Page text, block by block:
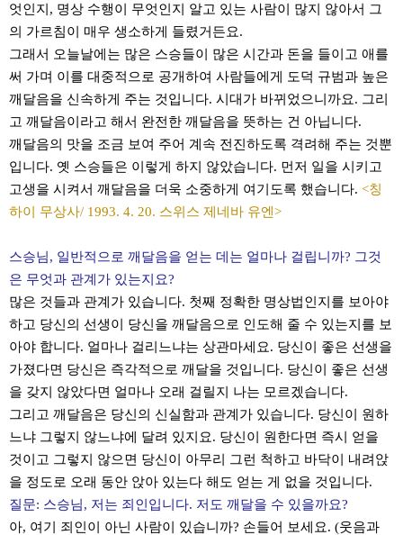
엇인지, 명상 수행이 무엇인지 알고 있는 사람이 많지 않아서 그
의 가르침이 매우 생소하게 들렸거든요.
그래서 오늘날에는 많은 스승들이 많은 시간과 돈을 들이고 애를
써 가며 이를 대중적으로 공개하여 사람들에게 도덕 규범과 높은
깨달음을 신속하게 주는 것입니다. 시대가 바뀌었으니까요. 그리
고 깨달음이라고 해서 완전한 깨달음을 뜻하는 건 아닙니다.
깨달음의 맛을 조금 보여 주어 계속 전진하도록 격려해 주는 것뿐
입니다. 옛 스승들은 이렇게 하지 않았습니다. 먼저 일을 시키고
고생을 시켜서 깨달음을 더욱 소중하게 여기도록 했습니다. <칭
하이 무상사/ 1993. 4. 20. 스위스 제네바 유엔>
스승님, 일반적으로 깨달음을 얻는 데는 얼마나 걸립니까? 그것
은 무엇과 관계가 있는지요?
많은 것들과 관계가 있습니다. 첫째 정확한 명상법인지를 보아야
하고 당신의 선생이 당신을 깨달음으로 인도해 줄 수 있는지를 보
아야 합니다. 얼마나 걸리느냐는 상관마세요. 당신이 좋은 선생을
가졌다면 당신은 즉각적으로 깨달을 것입니다. 당신이 좋은 선생
을 갖지 않았다면 얼마나 오래 걸릴지 나는 모르겠습니다.
그리고 깨달음은 당신의 신실함과 관계가 있습니다. 당신이 원하
느냐 그렇지 않느냐에 달려 있지요. 당신이 원한다면 즉시 얻을
것이고 그렇지 않으면 당신이 아무리 그런 척하고 바닥이 내려앉
을 정도로 오래 동안 앉아 있는다 해도 얻는 게 없을 것입니다.
질문: 스승님, 저는 죄인입니다. 저도 깨달을 수 있을까요?
아, 여기 죄인이 아닌 사람이 있습니까? 손들어 보세요. (웃음과